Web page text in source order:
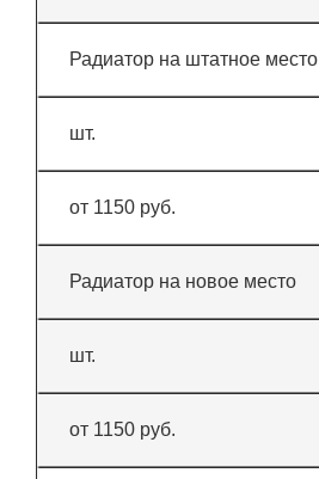
Радиатор на штатное место
шт.
от 1150 руб.
Радиатор на новое место
шт.
от 1150 руб.